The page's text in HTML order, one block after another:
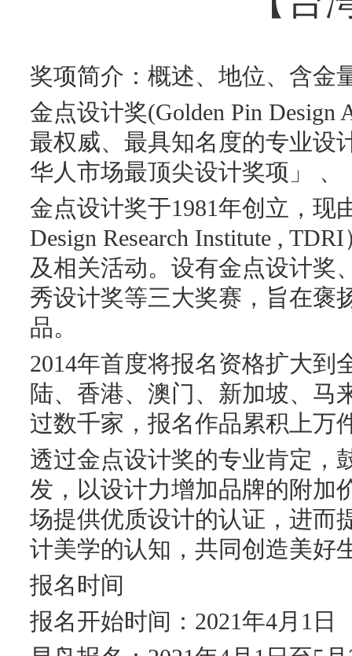
奖项简介：概述、地位、含金
金点设计奖(Golden Pin Design
最权威、最具知名度的专业设
华人市场最顶尖设计奖项」
金点设计奖于1981年创立，现
Design Research Institute ,
及相关活动。设有金点设计奖
秀设计奖等三大奖赛，旨在褒
品。
2014年首度将报名资格扩大到
陆、香港、澳门、新加坡、马
过数千家，报名作品累积上万
透过金点设计奖的专业肯定，
发，以设计力增加品牌的附加
场提供优质设计的认证，进而
计美学的认知，共同创造美好
报名时间
报名开始时间：2021年4月1日